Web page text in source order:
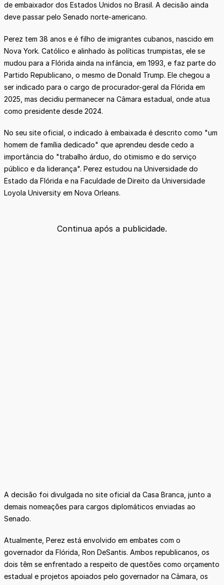
de embaixador dos Estados Unidos no Brasil. A decisão ainda
deve passar pelo Senado norte-americano.
Perez tem 38 anos e é filho de imigrantes cubanos, nascido em
Nova York. Católico e alinhado às políticas trumpistas, ele se
mudou para a Flórida ainda na infância, em 1993, e faz parte do
Partido Republicano, o mesmo de Donald Trump. Ele chegou a
ser indicado para o cargo de procurador-geral da Flórida em
2025, mas decidiu permanecer na Câmara estadual, onde atua
como presidente desde 2024.
No seu site oficial, o indicado à embaixada é descrito como "um
homem de família dedicado" que aprendeu desde cedo a
importância do "trabalho árduo, do otimismo e do serviço
público e da liderança". Perez estudou na Universidade do
Estado da Flórida e na Faculdade de Direito da Universidade
Loyola University em Nova Orleans.
Continua após a publicidade.
A decisão foi divulgada no site oficial da Casa Branca, junto a
demais nomeações para cargos diplomáticos enviadas ao
Senado.
Atualmente, Perez está envolvido em embates com o
governador da Flórida, Ron DeSantis. Ambos republicanos, os
dois têm se enfrentado a respeito de questões como orçamento
estadual e projetos apoiados pelo governador na Câmara, os